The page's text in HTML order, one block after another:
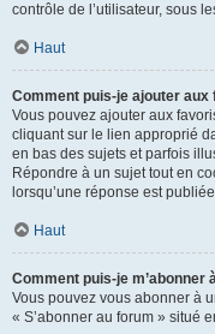
contrôle de l’utilisateur, sous
Haut
Comment puis-je ajouter aux
Vous pouvez ajouter aux
cliquant sur le lien approprié
en bas des sujets et parfois
Répondre à un sujet tout en
lorsqu’une réponse est
Haut
Comment puis-je m’abonner
Vous pouvez vous abonner à
« S’abonner au forum » situé